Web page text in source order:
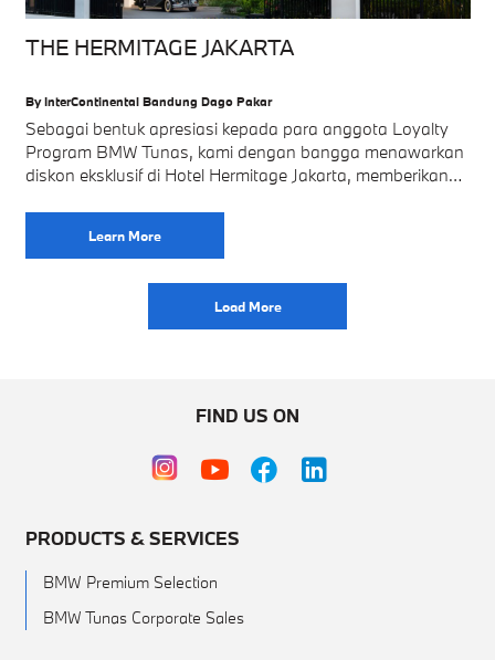
THE HERMITAGE JAKARTA
By InterContinental Bandung Dago Pakar
Sebagai bentuk apresiasi kepada para anggota Loyalty
Program BMW Tunas, kami dengan bangga menawarkan
diskon eksklusif di Hotel Hermitage Jakarta, memberikan
Learn More
Load More
FIND US ON
PRODUCTS & SERVICES
BMW Premium Selection
BMW Tunas Corporate Sales